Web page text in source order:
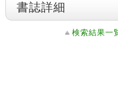
書誌詳細
検索結果一